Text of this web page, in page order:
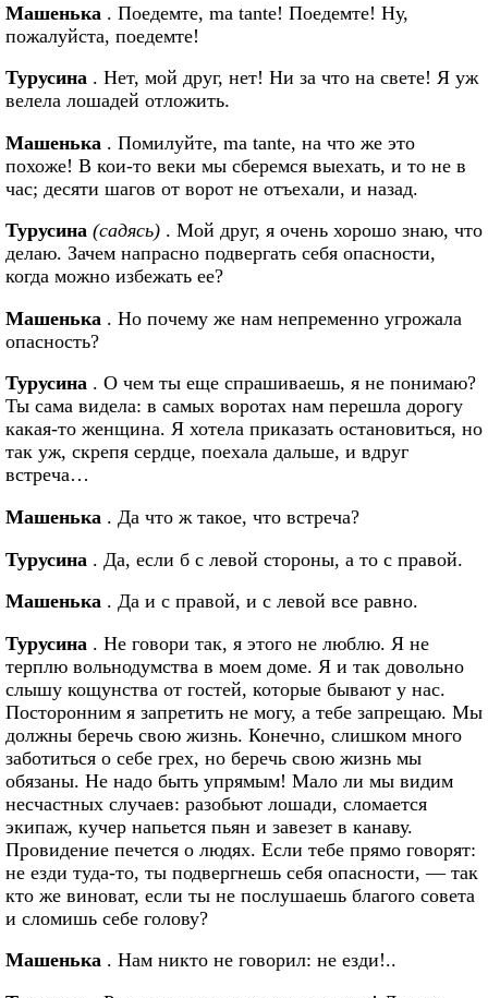
Машенька . Поедемте, ma tante! Поедемте! Ну,
пожалуйста, поедемте!
Турусина . Нет, мой друг, нет! Ни за что на свете! Я уж
велела лошадей отложить.
Машенька . Помилуйте, ma tante, на что же это
похоже! В кои-то веки мы сберемся выехать, и то не в
час; десяти шагов от ворот не отъехали, и назад.
Турусина (садясь) . Мой друг, я очень хорошо знаю, что
делаю. Зачем напрасно подвергать себя опасности,
когда можно избежать ее?
Машенька . Но почему же нам непременно угрожала
опасность?
Турусина . О чем ты еще спрашиваешь, я не понимаю?
Ты сама видела: в самых воротах нам перешла дорогу
какая-то женщина. Я хотела приказать остановиться, но
так уж, скрепя сердце, поехала дальше, и вдруг
встреча…
Машенька . Да что ж такое, что встреча?
Турусина . Да, если б с левой стороны, а то с правой.
Машенька . Да и с правой, и с левой все равно.
Турусина . Не говори так, я этого не люблю. Я не
терплю вольнодумства в моем доме. Я и так довольно
слышу кощунства от гостей, которые бывают у нас.
Посторонним я запретить не могу, а тебе запрещаю. Мы
должны беречь свою жизнь. Конечно, слишком много
заботиться о себе грех, но беречь свою жизнь мы
обязаны. Не надо быть упрямым! Мало ли мы видим
несчастных случаев: разобьют лошади, сломается
экипаж, кучер напьется пьян и завезет в канаву.
Провидение печется о людях. Если тебе прямо говорят:
не езди туда-то, ты подвергнешь себя опасности, — так
кто же виноват, если ты не послушаешь благого совета
и сломишь себе голову?
Машенька . Нам никто не говорил: не езди!..